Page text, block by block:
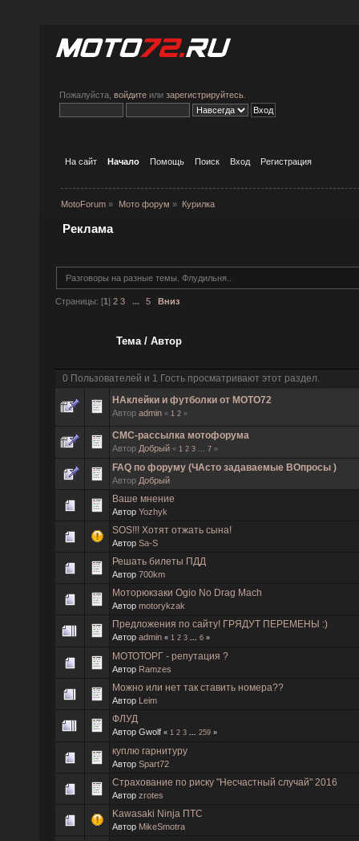
Пожалуйста, войдите или зарегистрируйтесь
На сайт Начало Помощь Поиск Вход Регистрация
MotoForum » Мото форум » Курилка
Реклама
Разговоры на разные темы. Флудильня..
Страницы: [1] 2 3 ... 5 Вниз
Тема /Автор
0 Пользователей и 1 Гость просматривают этот раздел.
НАклейки и футболки от МОТО72
Автор admin « 1 2 »
СМС-рассылка мотофорума
Автор Добрый « 1 2 3 7 »
FAQ по форуму (ЧАсто задаваемые ВОпросы )
Автор Добрый
Ваше мнение
Автор Yozhyk
SOS!!! Хотят отжать сына!
Автор Sa-S
Решать билеты ПДД
Автор 700km
Моторюкзаки Ogio No Drag Mach
Автор motorykzak
Предложения по сайту! ГРЯДУТ ПЕРЕМЕНЫ :)
Автор admin « 1 2 3 6 »
МОТОТОРГ - репутация ?
Автор Ramzes
Можно или нет так ставить номера??
Автор Leim
ФЛУД
Автор Gwolf « 1 2 3 259 »
куплю гарнитуру
Автор Spart72
Страхование по риску "Несчастный случай" 2016
Автор zrotes
Kawasaki Ninja ПТС
Автор MikeSmotra